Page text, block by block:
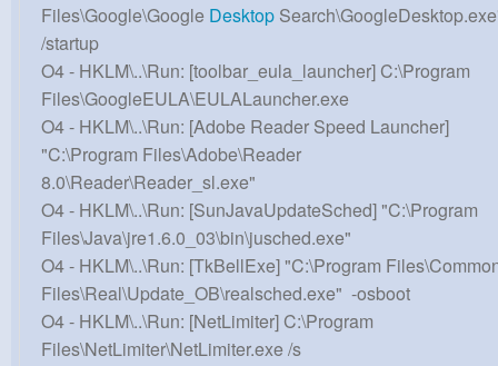
Files\Google\Google Desktop
/startup
O4 - HKLM\..\Run: [toolbar_eula_launcher] C:\Program
Files\GoogleEULA\EULALauncher.exe
O4 - HKLM\..\Run: [Adobe Reader Speed Launcher]
"C:\Program Files\Adobe\Reader
8.0\Reader\Reader_sl.exe"
O4 - HKLM\..\Run: [SunJavaUpdateSched] "C:\Program
Files\Java\jre1.6.0_03\bin\jusched.exe"
O4 - HKLM\..\Run: [TkBellExe] "C:\Program
Files\Real\Update_OB\realsched.exe" -osboot
O4 - HKLM\..\Run: [NetLimiter] C:\Program
Files\NetLimiter\NetLimiter.exe /s